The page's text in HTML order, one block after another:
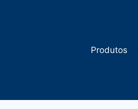
Produtos